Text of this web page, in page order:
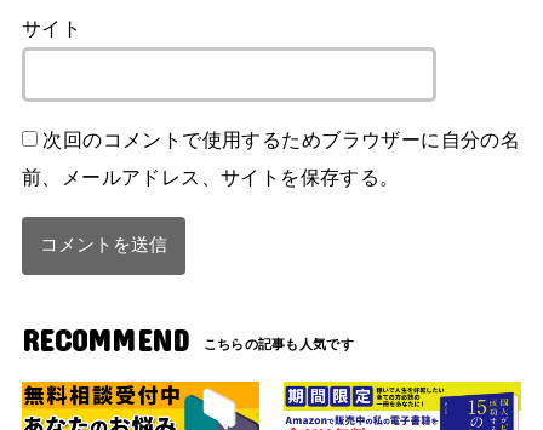
サイト
次回のコメントで使用するためブラウザーに自分の名
前、メールアドレス、サイトを保存する。
RECOMMEND